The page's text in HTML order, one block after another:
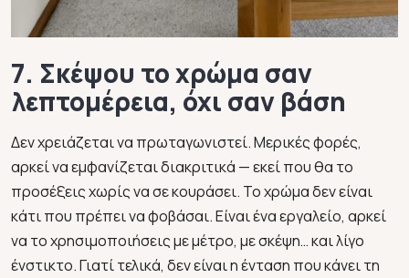
7. Σκέψου το χρώμα σαν
λεπτομέρεια, όχι σαν βάση
Δεν χρειάζεται να πρωταγωνιστεί. Μερικές φορές,
αρκεί να εμφανίζεται διακριτικά — εκεί που θα το
προσέξεις χωρίς να σε κουράσει. Το χρώμα δεν είναι
κάτι που πρέπει να φοβάσαι. Είναι ένα εργαλείο, αρκεί
να το χρησιμοποιήσεις με μέτρο, με σκέψη… και λίγο
ένστικτο. Γιατί τελικά, δεν είναι η ένταση που κάνει τη